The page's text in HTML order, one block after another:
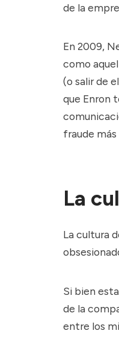
de la
En 2009,
como
(o salir de
que Enron
fraude
La
La cultura
Si bien
de la
entre los